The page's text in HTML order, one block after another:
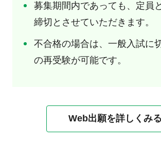
募集期間内であっても、定員
締切とさせていただきます。
不合格の場合は、一般入試に
の再受験が可能です。
Web出願を詳しくみる